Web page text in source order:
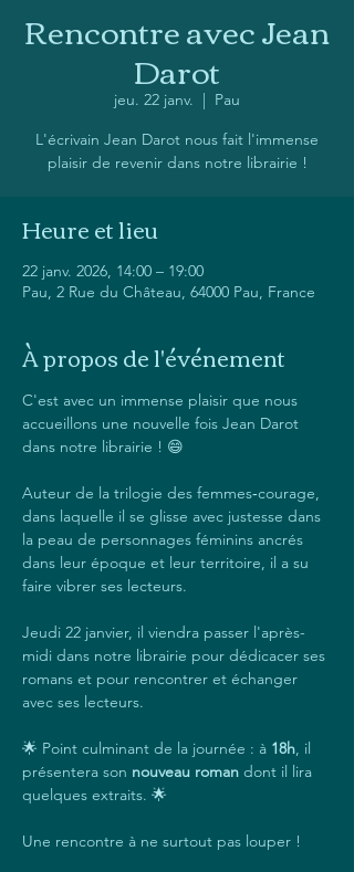
Rencontre avec Jean
Darot
jeu. 22 janv.
  |
Pau
L'écrivain Jean Darot nous fait l'immense
plaisir de revenir dans notre librairie !
Heure et lieu
22 janv. 2026, 14:00 – 19:00
Pau, 2 Rue du Château, 64000 Pau, France
À propos de l'événement
C'est avec un immense plaisir que nous
accueillons une nouvelle fois Jean Darot
dans notre librairie ! 😄
Auteur de la trilogie des femmes‑courage,
dans laquelle il se glisse avec justesse dans
la peau de personnages féminins ancrés
dans leur époque et leur territoire, il a su
faire vibrer ses lecteurs.
Jeudi 22 janvier, il viendra passer l'après-
midi dans notre librairie pour dédicacer ses
romans et pour rencontrer et échanger
avec ses lecteurs.
🌟 Point culminant de la journée : à 18h, il
présentera son nouveau roman dont il lira
quelques extraits. 🌟
Une rencontre à ne surtout pas louper !